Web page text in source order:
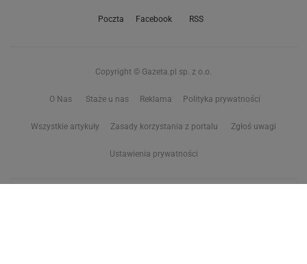
Poczta Facebook RSS
Copyright © Gazeta.pl sp. z o.o.
O Nas Staże u nas Reklama Polityka prywatności
Wszystkie artykuły Zasady korzystania z portalu Zgłoś uwagi
Ustawienia prywatności